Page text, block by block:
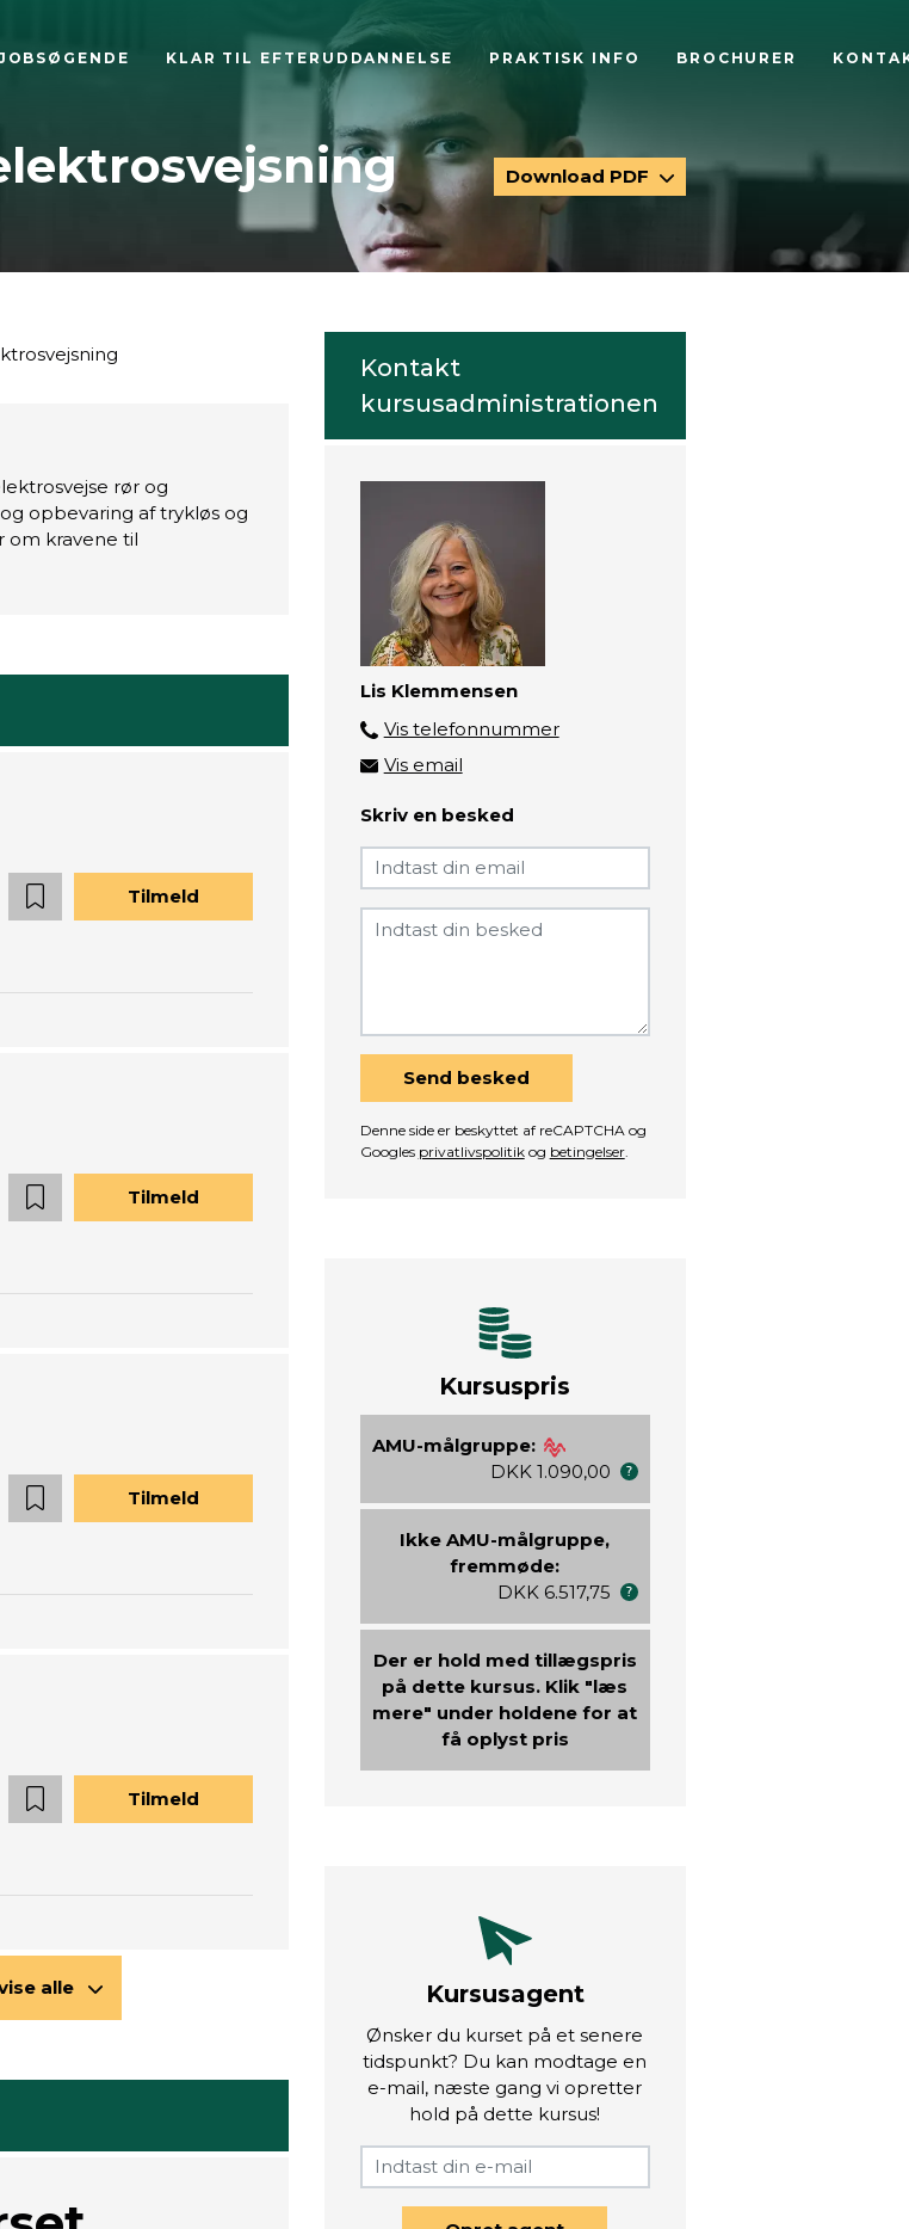
KLAR TIL EFTERUDDANNELSE PRAKTISK INFO BROCHURER
Download PDF
rør og
opbevaring af trykløs og
om kravene til
Tilmeld
Tilmeld
Tilmeld
Tilmeld
alle
Kontakt
kursusadministrationen
Lis Klemmensen
Vis telefonnummer
3193 5606
Vis email
klem@zbc.dk
Skriv en besked
Send besked
Denne side er beskyttet af reCAPTCHA og
Googles privatlivspolitikog betingelser.
Kursuspris
AMU-målgruppe:
DKK 1.090,00
Ikke AMU-målgruppe,
fremmøde:
DKK 6.517,75
Der er hold med tillægspris
på dette kursus. Klik "læs
mere" under holdene for at
få oplyst pris
Kursusagent
Ønsker du kurset på et senere
tidspunkt? Du kan modtage en
e-mail, næste gang vi opretter
hold på dette kursus!